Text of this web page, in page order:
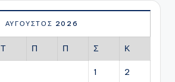
ΑΎΓΟΥΣΤΟΣ 2026
Τ Π Π Σ Κ
1 2